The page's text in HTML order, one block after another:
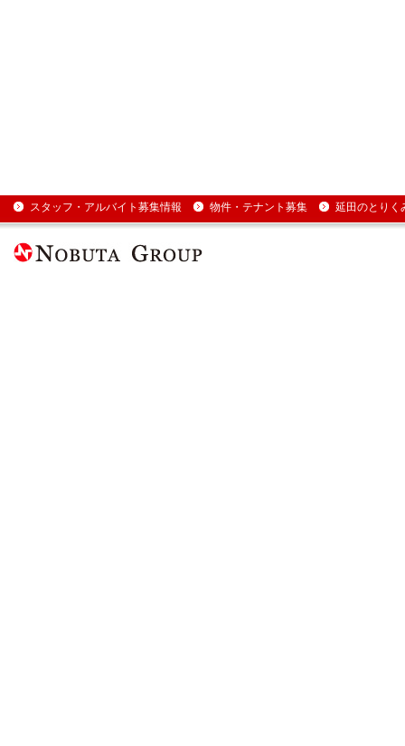
スタッフ・アルバイト募集情報 物件・テナント募集 延田のとりく